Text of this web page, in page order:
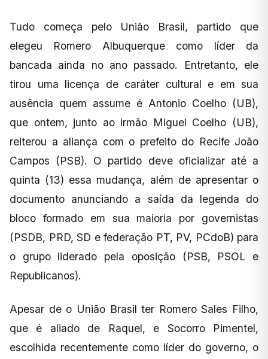
Tudo começa pelo União Brasil, partido que
elegeu Romero Albuquerque como líder da
bancada ainda no ano passado. Entretanto, ele
tirou uma licença de caráter cultural e em sua
ausência quem assume é Antonio Coelho (UB),
que ontem, junto ao irmão Miguel Coelho (UB),
reiterou a aliança com o prefeito do Recife João
Campos (PSB). O partido deve oficializar até a
quinta (13) essa mudança, além de apresentar o
documento anunciando a saída da legenda do
bloco formado em sua maioria por governistas
(PSDB, PRD, SD e federação PT, PV, PCdoB) para
o grupo liderado pela oposição (PSB, PSOL e
Republicanos).
Apesar de o União Brasil ter Romero Sales Filho,
que é aliado de Raquel, e Socorro Pimentel,
escolhida recentemente como líder do governo, o